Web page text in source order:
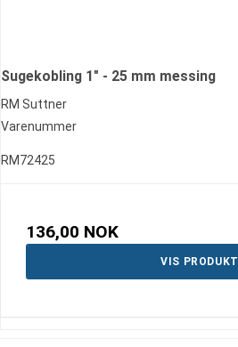
Sugekobling 1" - 25 mm messing
RM Suttner
Varenummer
RM72425
136,00 NOK
VIS PRODUKT